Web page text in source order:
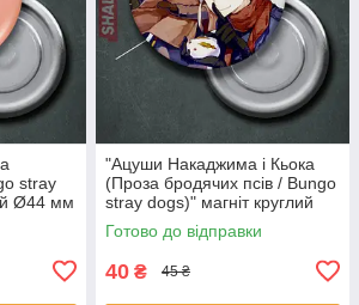
stray
Ø44 мм
"Ацуши Накаджима і Кьока
(Проза бродячих псів / Bungo
stray dogs)" магніт круглий
Ø44 мм
Готово до відправки
40 ₴ 45 ₴